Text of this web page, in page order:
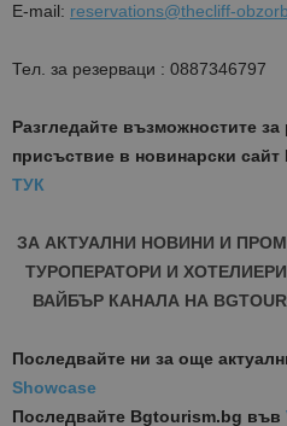
Е-mail: reservations@thecliff-
Тел. за резерваци : 0887346797
Разгледайте възможностите
присъствие в новинарски
ТУК
ЗА АКТУАЛНИ НОВИНИ И
ТУРОПЕРАТОРИ И
ВАЙБЪР КАНАЛА НА
Последвайте ни за още
Showcase
Последвайте Bgtourism.bg във